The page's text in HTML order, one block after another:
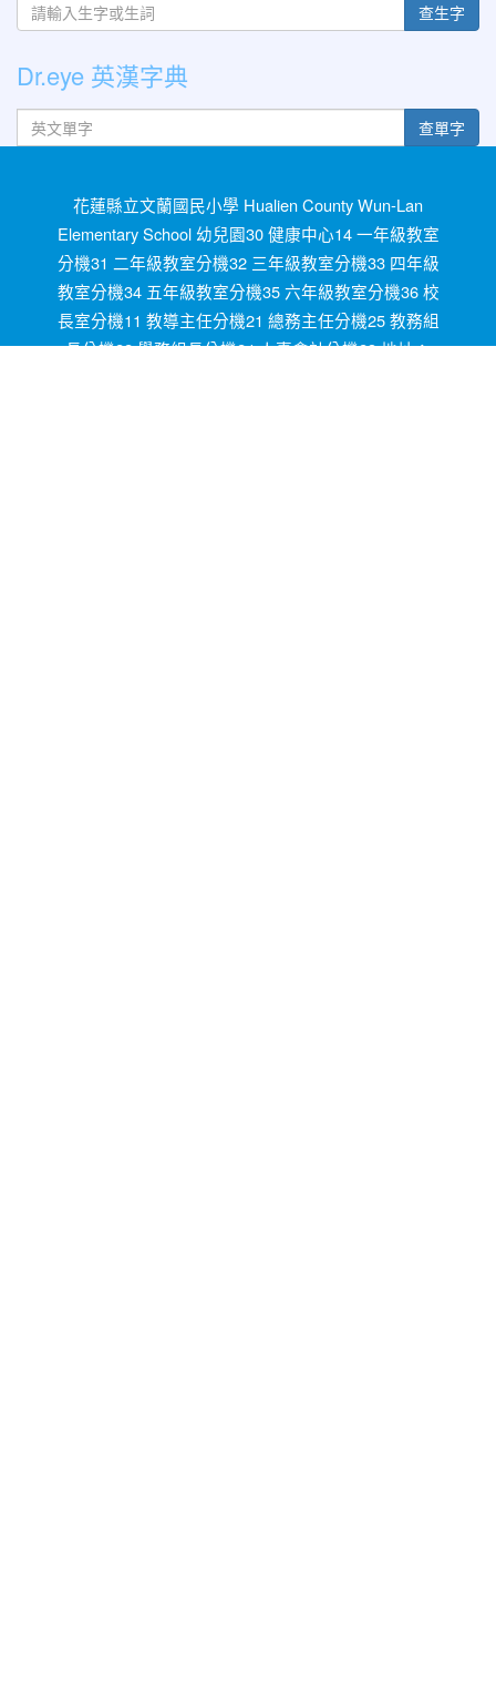
查生字
Dr.eye 英漢字典
英文單字 查單字
花蓮縣立文蘭國民小學 Hualien County Wun-Lan
Elementary School 幼兒園30 健康中心14 一年級教室
分機31 二年級教室分機32 三年級教室分機33 四年級
教室分機34 五年級教室分機35 六年級教室分機36 校
長室分機11 教導主任分機21 總務主任分機25 教務組
長分機22 學務組長分機24 人事會計分機23 地址：